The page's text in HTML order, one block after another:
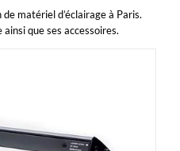
matériel d’éclairage à Paris.
que ses accessoires.